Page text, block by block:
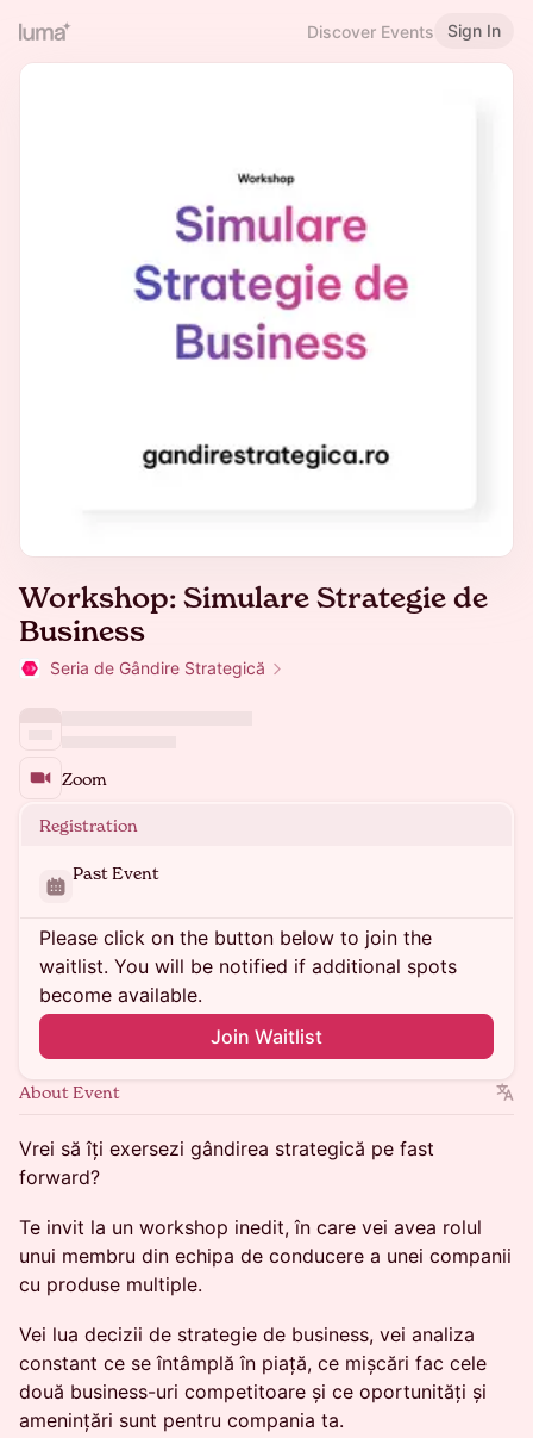
Discover Events Sign In
Workshop: Simulare Strategie de
Business
Seria de Gândire Strategică
Zoom
Registration
Past Event
Please click on the button below to join the
waitlist. You will be notified if additional spots
become available.
Join Waitlist
About Event
Vrei să îți exersezi gândirea strategică pe fast
forward?
Te invit la un workshop inedit, în care vei avea rolul
unui membru din echipa de conducere a unei companii
cu produse multiple.
Vei lua decizii de strategie de business, vei analiza
constant ce se întâmplă în piață, ce mișcări fac cele
două business-uri competitoare și ce oportunități și
amenințări sunt pentru compania ta.